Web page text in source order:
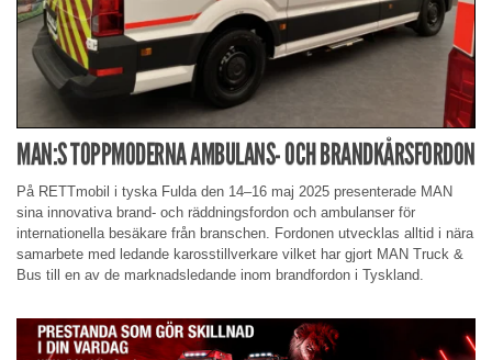
MAN:S TOPPMODERNA AMBULANS- OCH BRANDKÅRSFORDON
På RETTmobil i tyska Fulda den 14–16 maj 2025 presenterade MAN
sina innovativa brand- och räddningsfordon och ambulanser för
internationella besäkare från branschen. Fordonen utvecklas alltid i nära
samarbete med ledande karosstillverkare vilket har gjort MAN Truck &
Bus till en av de marknadsledande inom brandfordon i Tyskland.